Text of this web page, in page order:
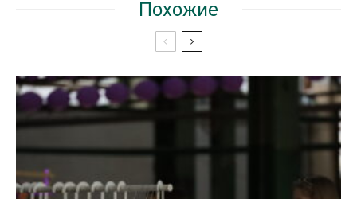
Похожие